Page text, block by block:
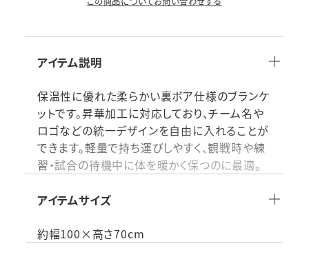
アイテム説明
保温性に優れた柔らかい裏ボア仕様のブランケ
ットです。昇華加工に対応しており、チーム名や
ロゴなどの統一デザインを自由に入れることが
できます。軽量で持ち運びしやすく、観戦時や練
習・試合の待機中に体を暖かく保つのに最適。
き、学校やクラブチームのオリジナルアイテムと
す。
アイテムサイズ
約幅100×高さ70cm